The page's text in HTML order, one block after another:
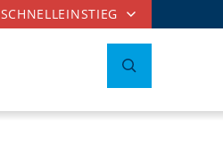
SCHNELLEINSTIEG